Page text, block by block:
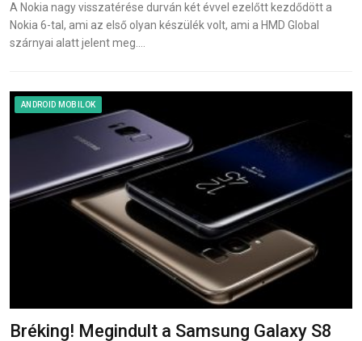
A Nokia nagy visszatérése durván két évvel ezelőtt kezdődött a
Nokia 6-tal, ami az első olyan készülék volt, ami a HMD Global
szárnyai alatt jelent meg.…
ANDROID MOBILOK
Bréking! Megindult a Samsung Galaxy S8